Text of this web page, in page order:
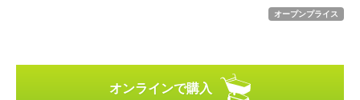
オープンプライス
オンラインで購入